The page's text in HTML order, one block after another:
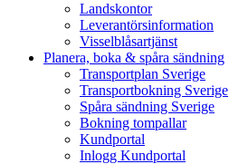
Landskontor
Leverantörsinformation
Visselblåsartjänst
Planera, boka & spåra sändning
Transportplan Sverige
Transportbokning Sverige
Spåra sändning Sverige
Bokning tompallar
Kundportal
Inlogg Kundportal